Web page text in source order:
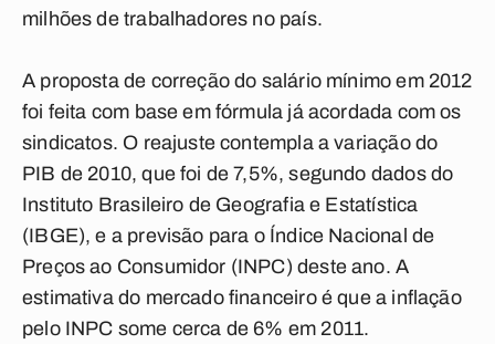
milhões de trabalhadores no país.
A proposta de correção do salário mínimo em 2012
foi feita com base em fórmula já acordada com os
sindicatos. O reajuste contempla a variação do
PIB de 2010, que foi de 7,5%, segundo dados do
Instituto Brasileiro de Geografia e Estatística
(IBGE), e a previsão para o Índice Nacional de
Preços ao Consumidor (INPC) deste ano. A
estimativa do mercado financeiro é que a inflação
pelo INPC some cerca de 6% em 2011.